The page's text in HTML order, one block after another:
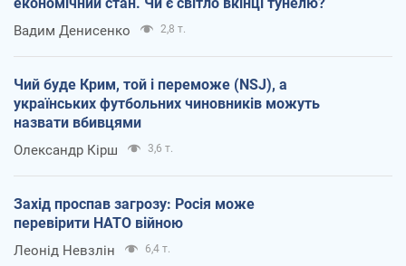
Вадим Денисенко 2,8 т.
Чий буде Крим, той і переможе (NSJ), а
українських футбольних чиновників можуть
назвати вбивцями
Олександр Кірш 3,6 т.
Захід проспав загрозу: Росія може
перевірити НАТО війною
Леонід Невзлін 6,4 т.